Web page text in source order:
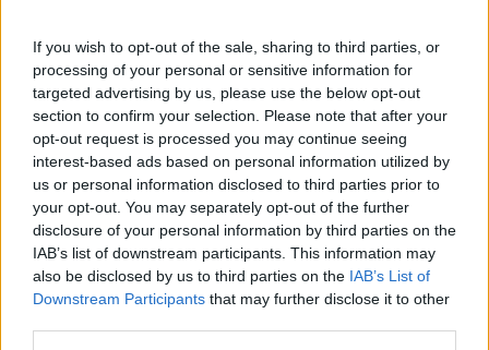
If you wish to opt-out of the sale, sharing to third parties, or
processing of your personal or sensitive information for
targeted advertising by us, please use the below opt-out
section to confirm your selection. Please note that after your
opt-out request is processed you may continue seeing
interest-based ads based on personal information utilized by
us or personal information disclosed to third parties prior to
your opt-out. You may separately opt-out of the further
disclosure of your personal information by third parties on the
IAB’s list of downstream participants. This information may
also be disclosed by us to third parties on the IAB’s List of
Downstream Participants that may further disclose it to other
ΔΗΜΟΦΙΛΗ
Έρευνα ΕΟΤ: Η Ελλάδα στις κορυφαίες επιλογές
των Ευρωπαίων ταξιδιωτών
07/08/2026 - 10:56 ΤΟΥΡΙΣΜΟΣ
Υψηλός κίνδυνος πυρκαγιάς σήμερα σε Αττική,
Κρήτη, Πελοπόννησο, Εύβοια και νησιά του Αιγαίου
07/08/2026 - 08:30 ΕΛΛΑΔΑ
Χρηματιστήριο: Στις 2.618,95 μονάδες ο Γενικός
Δείκτης Τιμών, με άνοδο 0,40%